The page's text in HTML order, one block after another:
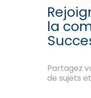
la
Partagez
de sujets